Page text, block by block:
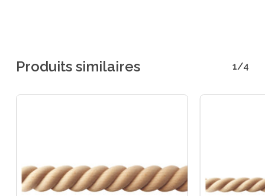
Produits similaires 1/4